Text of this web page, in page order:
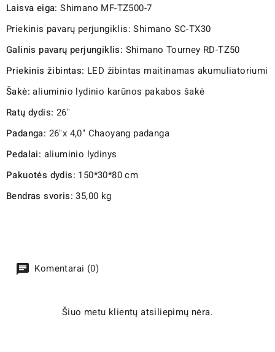
Laisva eiga: Shimano MF-TZ500-7
Priekinis pavarų perjungiklis: Shimano SC-TX30
Galinis pavarų perjungiklis: Shimano Tourney RD-TZ50
Priekinis žibintas: LED žibintas maitinamas akumuliatoriumi
Šakė: aliuminio lydinio karūnos pakabos šakė
Ratų dydis: 26"
Padanga: 26"x 4,0" Chaoyang padanga
Pedalai: aliuminio lydinys
Pakuotės dydis: 150*30*80 cm
Bendras svoris: 35,00 kg
Komentarai (0)
Šiuo metu klientų atsiliepimų nėra.